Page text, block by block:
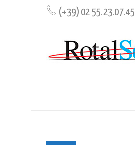
(+39) 02 55.23.07.45